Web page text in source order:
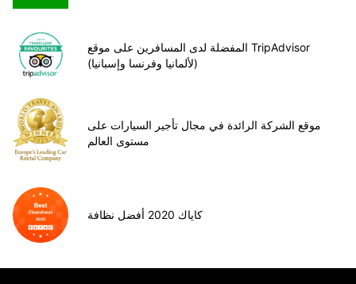
المفضلة لدى المسافرين على موقع TripAdvisor
(لألمانيا وفرنسا وإسبانيا)
موقع الشركة الرائدة في مجال تأجير السيارات على
مستوى العالم
كاياك 2020 أفضل نظافة